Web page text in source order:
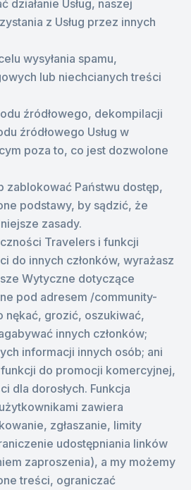
działanie Usług, naszej
z Usług przez innych
wysyłania spamu,
lub niechcianych treści
źródłowego, dekompilacji
źródłowego Usług w
poza to, co jest dozwolone
zablokować Państwu dostęp,
podstawy, by sądzić, że
zasady.
Travelers i funkcji
do innych członków, wyrażasz
Wytyczne dotyczące
pod adresem /community-
nękać, grozić, oszukiwać,
innych członków;
informacji innych osób; ani
do promocji komercyjnej,
dla dorosłych. Funkcja
zawiera
zgłaszanie, limity
udostępniania linków
zaproszenia), a my możemy
treści, ograniczać